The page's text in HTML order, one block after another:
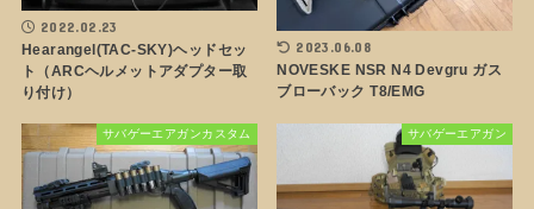
2022.02.23
Hearangel(TAC-SKY)ヘッドセッ
ト（ARCヘルメットアダプター取
り付け）
2023.06.08
NOVESKE NSR N4 Devgru ガス
ブローバック T8/EMG
サバゲーエアガンカスタム サバゲーエアガン